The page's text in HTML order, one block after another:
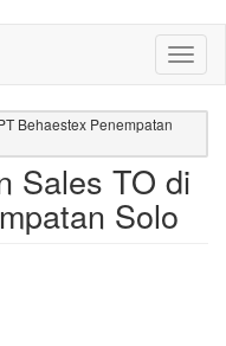
Behaestex Penempatan
Sales TO di
Solo